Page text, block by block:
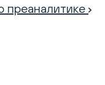
преаналитике